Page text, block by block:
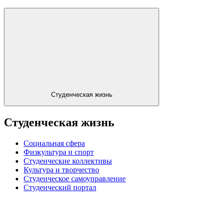
Студенческая жизнь
Студенческая жизнь
Социальная сфера
Физкультура и спорт
Студенческие коллективы
Культура и творчество
Студенческое самоуправление
Студенческий портал